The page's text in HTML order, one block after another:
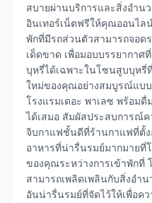
สบายผ่านบริการและสิ่งอำน
อินเทอร์เน็ตฟรีให้คุณออนไล
พักที่มีรถส่วนตัวสามารถจอด
เด็ดขาด เพื่อมอบบรรยากา
บุหรี่ได้เฉพาะในโซนสูบบุหรี่
ใหม่ของคุณอย่างสมบูรณ์แบ
โรงแรมเดอะ พาเลซ พร้อม
ได้เสมอ สัมผัสประสบการณ์
จิบกาแฟชั้นดีที่ร้านกาแฟที่ตั้ง
อาหารที่น่ารื่นรมย์มากมายที่
ของคุณระหว่างการเข้าพักที่
สามารถเพลิดเพลินกับสิ่งอำ
อันน่ารื่นรมย์ที่จัดไว้ให้เพื่อค